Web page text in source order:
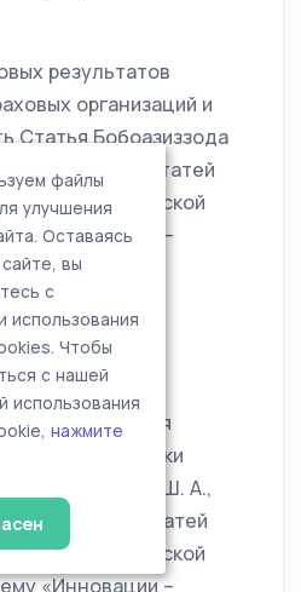
результатов
организаций и
Статья Бобоазиззода
научных статей
практической
«Инновации –
связи науки и
им. Шириншох
ПР. Рудаки,
состояния
долга Республики
Ш. А.,
научных статей
практической
«Инновации –
файлы
улучшения
Оставаясь
вы
с
использования
Чтобы
с нашей
использования
нажмите